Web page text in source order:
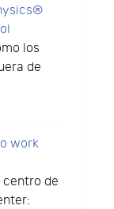
los
de
work
centro de